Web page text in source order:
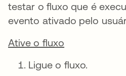
testar o fluxo que é
evento ativado pelo
Ative o fluxo
Ligue o fluxo.